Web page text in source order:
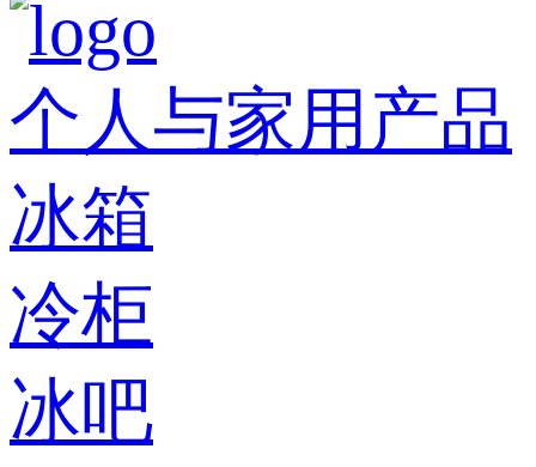
个人与家用产品
冰箱
冷柜
冰吧